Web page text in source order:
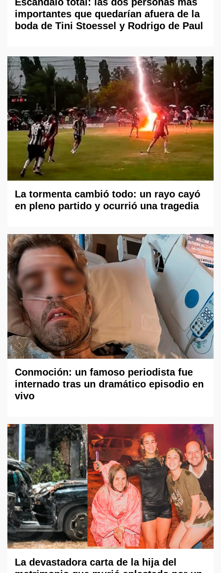
importantes que quedarían afuera de la
boda de Tini Stoessel y Rodrigo de Paul
La tormenta cambió todo: un rayo cayó
en pleno partido y ocurrió una tragedia
Conmoción: un famoso periodista fue
internado tras un dramático episodio en
vivo
La devastadora carta de la hija del